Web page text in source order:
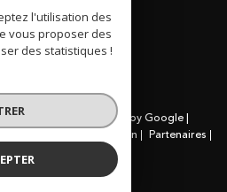
| Traduction powered by Google |
Admin
Partenaires
RGPD
l'utilisation des
vous proposer des
des statistiques !